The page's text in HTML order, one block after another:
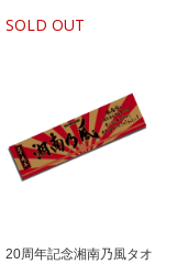
SOLD OUT
20周年記念湘南乃風タオ